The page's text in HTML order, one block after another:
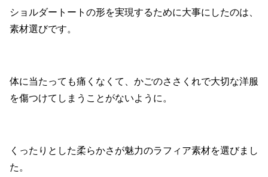
ショルダートートの形を実現するために大事にしたのは、
素材選びです。
体に当たっても痛くなくて、かごのささくれで大切な洋服
を傷つけてしまうことがないように。
くったりとした柔らかさが魅力のラフィア素材を選びまし
た。